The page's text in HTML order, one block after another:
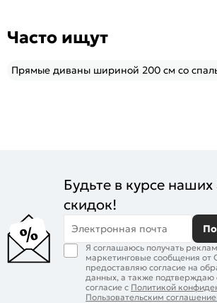
Часто ищут
Прямые диваны шириной 200 см со
Будьте в курсе
скидок!
Электронная почта
Я соглашаюсь получать
маркетинговые сообщения от
предоставляю согласие на
данных, а также подтверждаю
согласие с Политикой
Пользовательским